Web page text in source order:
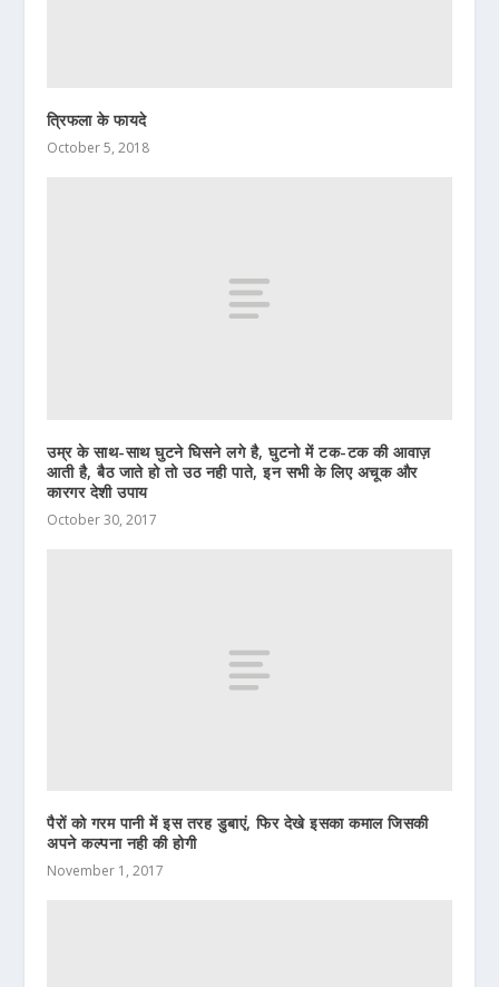
त्रिफला के फायदे
October 5, 2018
उम्र के साथ-साथ घुटने घिसने लगे है, घुटनो में टक-टक की आवाज़
आती है, बैठ जाते हो तो उठ नही पाते, इन सभी के लिए अचूक और
कारगर देशी उपाय
October 30, 2017
पैरों को गरम पानी में इस तरह डुबाएं, फिर देखे इसका कमाल जिसकी
अपने कल्पना नही की होगी
November 1, 2017